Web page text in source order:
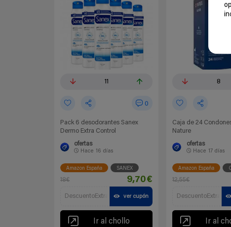
11
0
Pack 6 desodorantes Sanex
Dermo Extra Control
ofertas
Hace 16 días
Amazon España SANEX
18€ 9,70€
DescuentoExtra ver cupón
Ir al chollo
8
Caja de 24
Nature
ofertas
Hace 17 días
Amazon España
12,55€
DescuentoExtra
Ir al